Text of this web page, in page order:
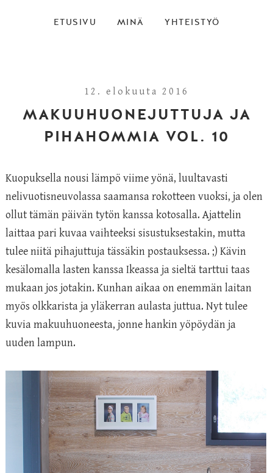
ETUSIVU MINÄ YHTEISTYÖ
12. elokuuta 2016
MAKUUHUONEJUTTUJA JA
PIHAHOMMIA VOL. 10
Kuopuksella nousi lämpö viime yönä, luultavasti
nelivuotisneuvolassa saamansa rokotteen vuoksi, ja olen
ollut tämän päivän tytön kanssa kotosalla. Ajattelin
laittaa pari kuvaa vaihteeksi sisustuksestakin, mutta
tulee niitä pihajuttuja tässäkin postauksessa. ;) Kävin
kesälomalla lasten kanssa Ikeassa ja sieltä tarttui taas
mukaan jos jotakin. Kunhan aikaa on enemmän laitan
myös olkkarista ja yläkerran aulasta juttua. Nyt tulee
kuvia makuuhuoneesta, jonne hankin yöpöydän ja
uuden lampun.